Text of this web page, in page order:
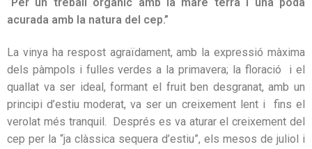
acurada amb la natura del cep.”
La vinya ha respost agraïdament, amb la expressió màxima
dels pàmpols i fulles verdes a la primavera; la floració i el
quallat va ser ideal, formant el fruit ben desgranat, amb un
principi d’estiu moderat, va ser un creixement lent i fins el
verolat més tranquil. Després es va aturar el creixement del
cep per la “ja clàssica sequera d’estiu”, els mesos de juliol i